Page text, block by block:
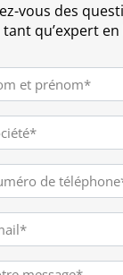
vous des
tant qu’expert